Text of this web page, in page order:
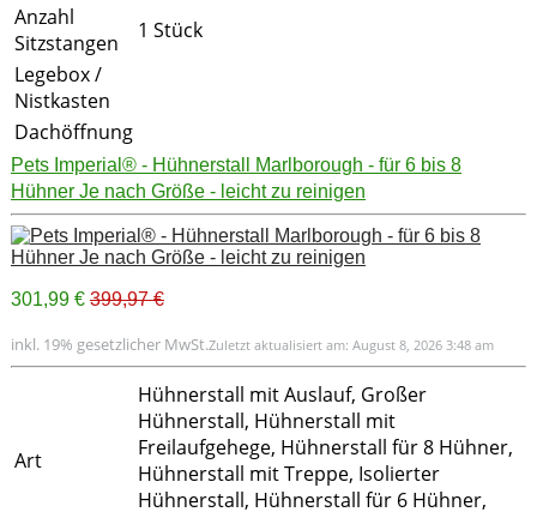
Anzahl
Sitzstangen
1 Stück
Legebox /
Nistkasten
Dachöffnung
Pets Imperial® - Hühnerstall Marlborough - für 6 bis 8
Hühner Je nach Größe - leicht zu reinigen
301,99 € 399,97 €
inkl. 19% gesetzlicher MwSt.Zuletzt aktualisiert am: August 8, 2026 3:48 am
Art
Hühnerstall mit Auslauf, Großer
Hühnerstall, Hühnerstall mit
Freilaufgehege, Hühnerstall für 8 Hühner,
Hühnerstall mit Treppe, Isolierter
Hühnerstall, Hühnerstall für 6 Hühner,